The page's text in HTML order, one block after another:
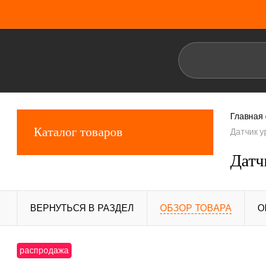
Каталог товаров
Датчик
ВЕРНУТЬСЯ В РАЗДЕЛ ОБЗОР ТОВАРА
распродажа